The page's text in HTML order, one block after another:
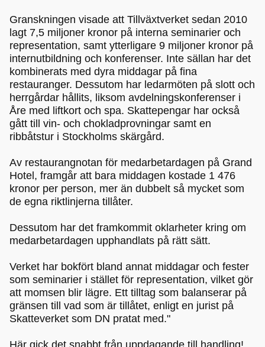
Granskningen visade att Tillväxtverket sedan 2010
lagt 7,5 miljoner kronor på interna seminarier och
representation, samt ytterligare 9 miljoner kronor på
internutbildning och konferenser. Inte sällan har det
kombinerats med dyra middagar på fina
restauranger. Dessutom har ledarmöten på slott och
herrgårdar hållits, liksom avdelningskonferenser i
Åre med liftkort och spa. Skattepengar har också
gått till vin- och chokladprovningar samt en
ribbåtstur i Stockholms skärgård.
Av restaurangnotan för medarbetardagen på Grand
Hotel, framgår att bara middagen kostade 1 476
kronor per person, mer än dubbelt så mycket som
de egna riktlinjerna tillåter.
Dessutom har det framkommit oklarheter kring om
medarbetardagen upphandlats på rätt sätt.
Verket har bokfört bland annat middagar och fester
som seminarier i stället för representation, vilket gör
att momsen blir lägre. Ett tilltag som balanserar på
gränsen till vad som är tillåtet, enligt en jurist på
Skatteverket som DN pratat med."
Här gick det snabbt från uppdagande till handling!